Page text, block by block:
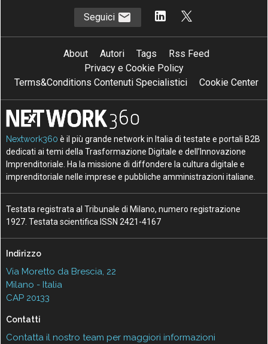
Seguici
About Autori Tags
Rss Feed
Privacy e Cookie Policy
Terms&Conditions Contenuti Specialistici
Cookie Center
Nextwork360 è il più grande network in Italia di testate e portali B2B
dedicati ai temi della Trasformazione Digitale e dell’Innovazione
Imprenditoriale. Ha la missione di diffondere la cultura digitale e
imprenditoriale nelle imprese e pubbliche amministrazioni italiane.
Testata registrata al Tribunale di Milano, numero registrazione
1927. Testata scientifica ISSN 2421-4167
Indirizzo
Via Moretto da Brescia, 22
Milano - Italia
CAP 20133
Contatti
Contatta il nostro team per maggiori informazioni